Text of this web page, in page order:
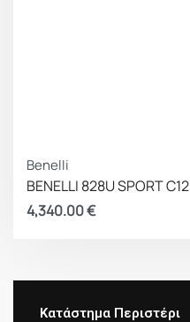
Benelli
BENELLI 828U SPORT C12
4,340.00€
Κατάστημα Περιστέρι